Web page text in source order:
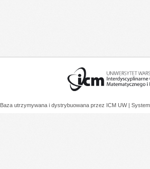
Baza utrzymywana i dystrybuowana przez ICM UW |